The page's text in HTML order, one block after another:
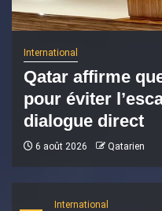
International
International
Qatar affirme
pour éviter
dialogue direct
6 août 2026 Qatarien